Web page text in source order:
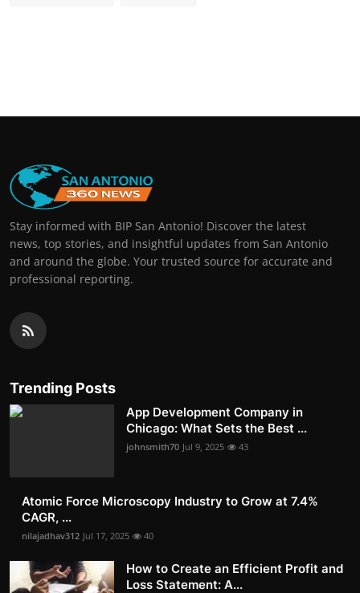
Stay informed with BIP San Antonio! Discover the latest
news, top stories, and insightful updates from San Antonio
and around the globe. Your trusted source for accurate and
professional reporting.
Trending Posts
App Development Company in
Chicago: What Sets the Best ...
johnsmith70 Jul 9, 2025 43
Atomic Force Microscopy Industry to Grow at 7.4%
CAGR, ...
nilajadhav312 Jul 17, 2025 40
How to Create an Efficient Profit and
Loss Statement: A...